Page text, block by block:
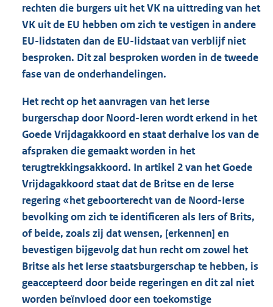
rechten die burgers uit het VK na uittreding van het
VK uit de EU hebben om zich te vestigen in andere
EU-lidstaten dan de EU-lidstaat van verblijf niet
besproken. Dit zal besproken worden in de tweede
fase van de onderhandelingen.
Het recht op het aanvragen van het Ierse
burgerschap door Noord-Ieren wordt erkend in het
Goede Vrijdagakkoord en staat derhalve los van de
afspraken die gemaakt worden in het
terugtrekkingsakkoord. In artikel 2 van het Goede
Vrijdagakkoord staat dat de Britse en de Ierse
regering «het geboorterecht van de Noord-Ierse
bevolking om zich te identificeren als Iers of Brits,
of beide, zoals zij dat wensen, [erkennen] en
bevestigen bijgevolg dat hun recht om zowel het
Britse als het Ierse staatsburgerschap te hebben, is
geaccepteerd door beide regeringen en dit zal niet
worden beïnvloed door een toekomstige